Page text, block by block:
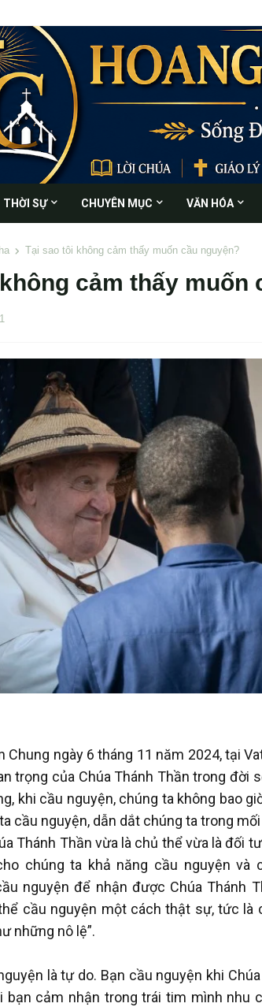
THỜI SỰ CHUYÊN MỤC VĂN HÓA
Tại sao tôi không cảm thấy muốn cầu nguyện?
cảm thấy muốn
Chung ngày 6 tháng 11 năm 2024, tại
trọng của Chúa Thánh Thần trong đời
khi cầu nguyện, chúng ta không bao
cầu nguyện, dẫn dắt chúng ta trong
Thánh Thần vừa là chủ thể vừa là đối
chúng ta khả năng cầu nguyện và
nguyện để nhận được Chúa Thánh
cầu nguyện một cách thật sự, tức là
những nô lệ”.
là tự do. Bạn cầu nguyện khi
bạn cảm nhận trong trái tim mình nhu